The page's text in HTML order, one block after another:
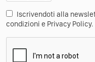
Iscrivendoti alla
condizioni e Privacy Policy.